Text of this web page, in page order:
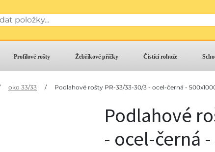
Profilové rošty Žebříkové příčky Čistící rohože
oko 33/33 / Podlahové rošty PR-33/33-30/3 - ocel-černá -
Podlahové
- ocel-černá